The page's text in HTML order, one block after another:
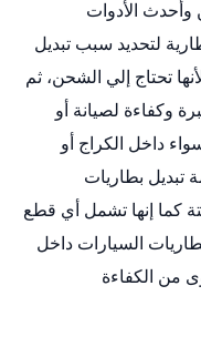
الأدوات
لتحديد سبب تبديل
تحتاج إلي الشحن، ثم
وكفاءة لصيانة أو
داخل الكراج أو
تبديل بطاريات
كما إنها تشمل أي قطع
السيارات داخل
من الكفاءة